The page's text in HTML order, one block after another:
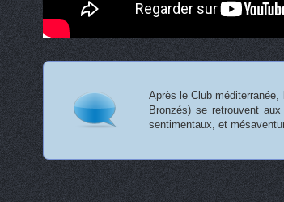
Après le Club
Bronzés) se retrouvent
sentimentaux, et